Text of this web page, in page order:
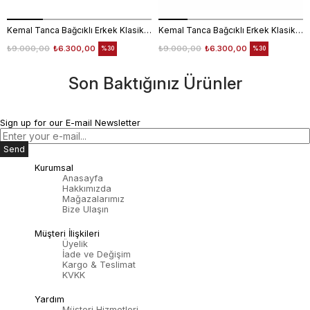
Kemal Tanca Bağcıklı Erkek Klasik Ayakkabı 700
₺6.300,00
₺9.000,00 %30
Kemal Tanca Bağcıklı Erkek Klasik Ayakkabı 700
₺6.300,00
₺9.000,00 %30
Son Baktığınız Ürünler
Sign up for our E-mail Newsletter
Send
Kurumsal
Anasayfa
Hakkımızda
Mağazalarımız
Bize Ulaşın
Müşteri İlişkileri
Üyelik
İade ve Değişim
Kargo & Teslimat
KVKK
Yardım